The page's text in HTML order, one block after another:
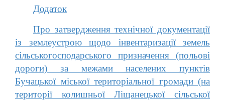
Додаток
Про затвердження технічної документації
із землеустрою щодо інвентаризації земель
сільськогосподарського призначення (польові
дороги) за межами населених пунктів
Бучацької міської територіальної громади (на
території колишньої Ліщанецької сільської